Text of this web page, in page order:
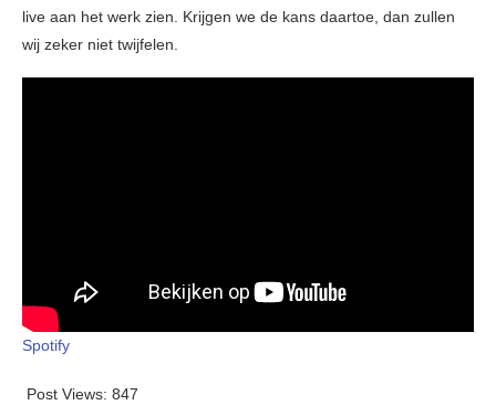
live aan het werk zien. Krijgen we de kans daartoe, dan zullen
wij zeker niet twijfelen.
Spotify
Post Views: 847